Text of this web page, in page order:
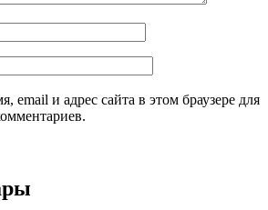
email и адрес сайта в этом браузере для